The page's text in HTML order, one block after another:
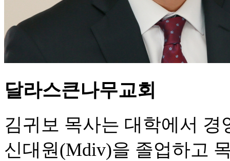
달라스큰나무교회
김귀보 목사는 대학에서
신대원(Mdiv)을 졸업하고